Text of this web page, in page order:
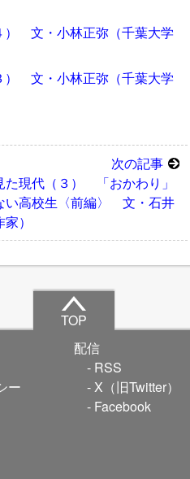
文・小林正弥（千葉大学
文・小林正弥（千葉大学
次の記事
た現代（３） 「おかわり」
い高校生〈前編〉 文・石井
）
TOP
ー
配信
RSS
X（旧Twitter）
Facebook